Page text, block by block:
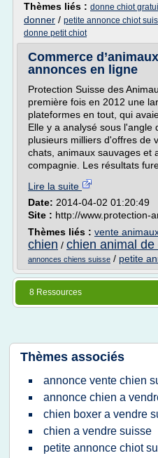
Thèmes liés : donne chiot
donner / petite annonce chiot
donne petit chiot
Commerce
annonces en ligne
Protection Suisse des
première fois en 2012 une
plateformes en tout, qui
Elle y a analysé sous l'angle
plusieurs milliers d'offres de
chats, animaux sauvages et
compagnie. Les résultats
Lire la suite
Date: 2014-04-02 01:20:49
Site : http://www.protection-
Thèmes liés : vente
chien / chien animal
annonces chiens suisse / petite
8 Ressources
Thèmes associés
annonce vente chien
annonce chien a
chien boxer a vendre
chien a vendre suisse
petite annonce chiot